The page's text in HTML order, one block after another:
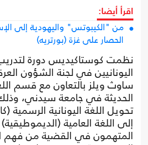
اقرأ أيضا:
من "الكيبوتس" واليهودية إلى
الحصار على غزة (بورتريه)
نظمت كوستاكيديس دورة
اليونانيين في لجنة الشؤون
ساوث ويلز بالتعاون مع قسم
الحديثة في جامعة سيدني،
تحويل اللغة اليونانية الرسمية
إلى اللغة العامية
المتهمون في القضية من فهم